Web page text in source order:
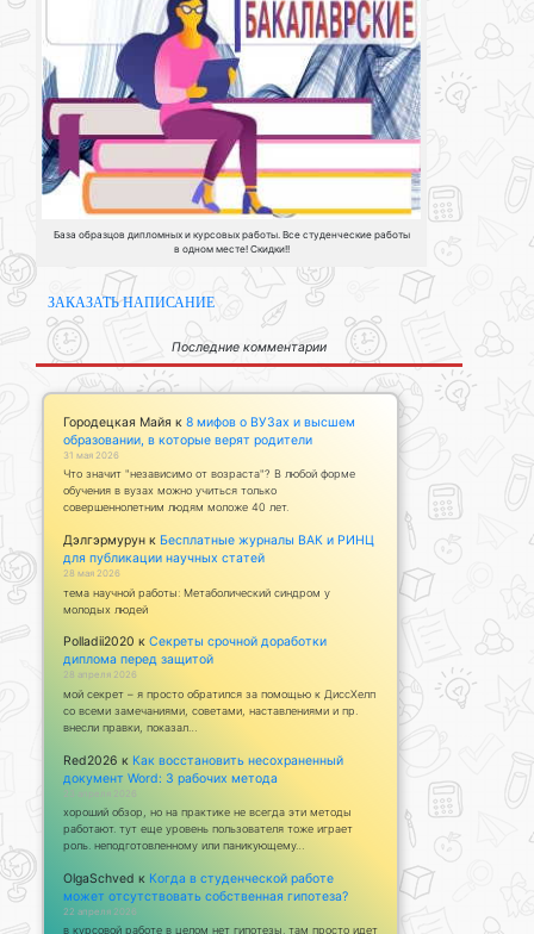
База образцов дипломных и курсовых работы. Все студенческие работы
в одном месте! Скидки!!
ЗАКАЗАТЬ НАПИСАНИЕ
Последние комментарии
Городецкая Майя к 8 мифов о ВУЗах и высшем
образовании, в которые верят родители
31 мая 2026
Что значит "независимо от возраста"? В любой форме
обучения в вузах можно учиться только
совершеннолетним людям моложе 40 лет.
Дэлгэрмурун к Бесплатные журналы ВАК и РИНЦ
для публикации научных статей
28 мая 2026
тема научной работы: Метаболический синдром у
молодых людей
Polladii2020 к Секреты срочной доработки
диплома перед защитой
28 апреля 2026
мой секрет – я просто обратился за помощью к ДиссХелп
со всеми замечаниями, советами, наставлениями и пр.
внесли правки, показал…
Red2026 к Как восстановить несохраненный
документ Word: 3 рабочих метода
23 апреля 2026
хороший обзор, но на практике не всегда эти методы
работают. тут еще уровень пользователя тоже играет
роль. неподготовленному или паникующему…
OlgaSchved к Когда в студенческой работе
может отсутствовать собственная гипотеза?
22 апреля 2026
в курсовой работе в целом нет гипотезы. там просто идет